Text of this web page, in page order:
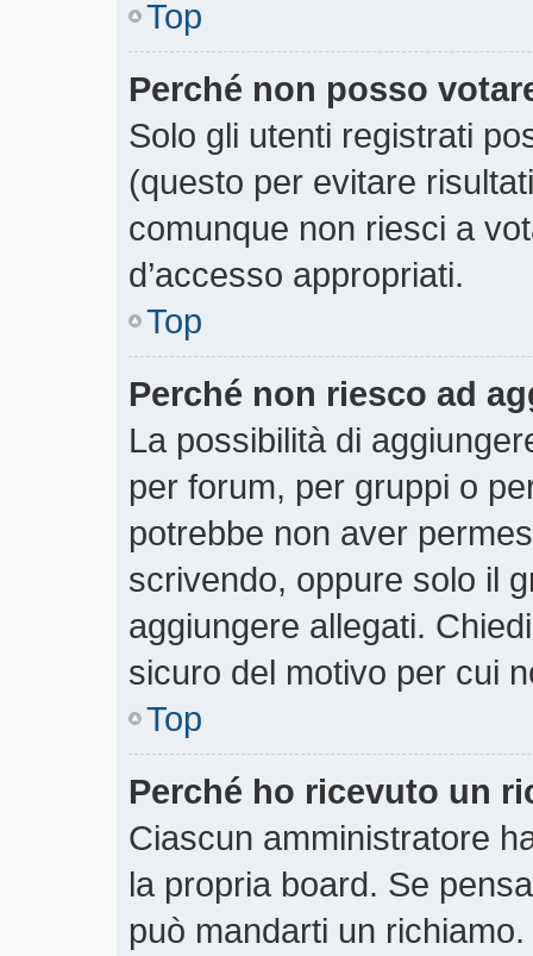
Top
Perché non posso
Solo gli utenti registrati
(questo per evitare
comunque non riesci a
d’accesso appropriati.
Top
Perché non riesco ad
La possibilità di
per forum, per gruppi o
potrebbe non aver
scrivendo, oppure solo il
aggiungere allegati.
sicuro del motivo per cui
Top
Perché ho ricevuto un
Ciascun amministratore
la propria board. Se
può mandarti un